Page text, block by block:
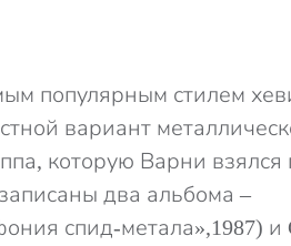
популярным стилем
вариант
которую Варни
два альбома –
спид-метала»,1987)